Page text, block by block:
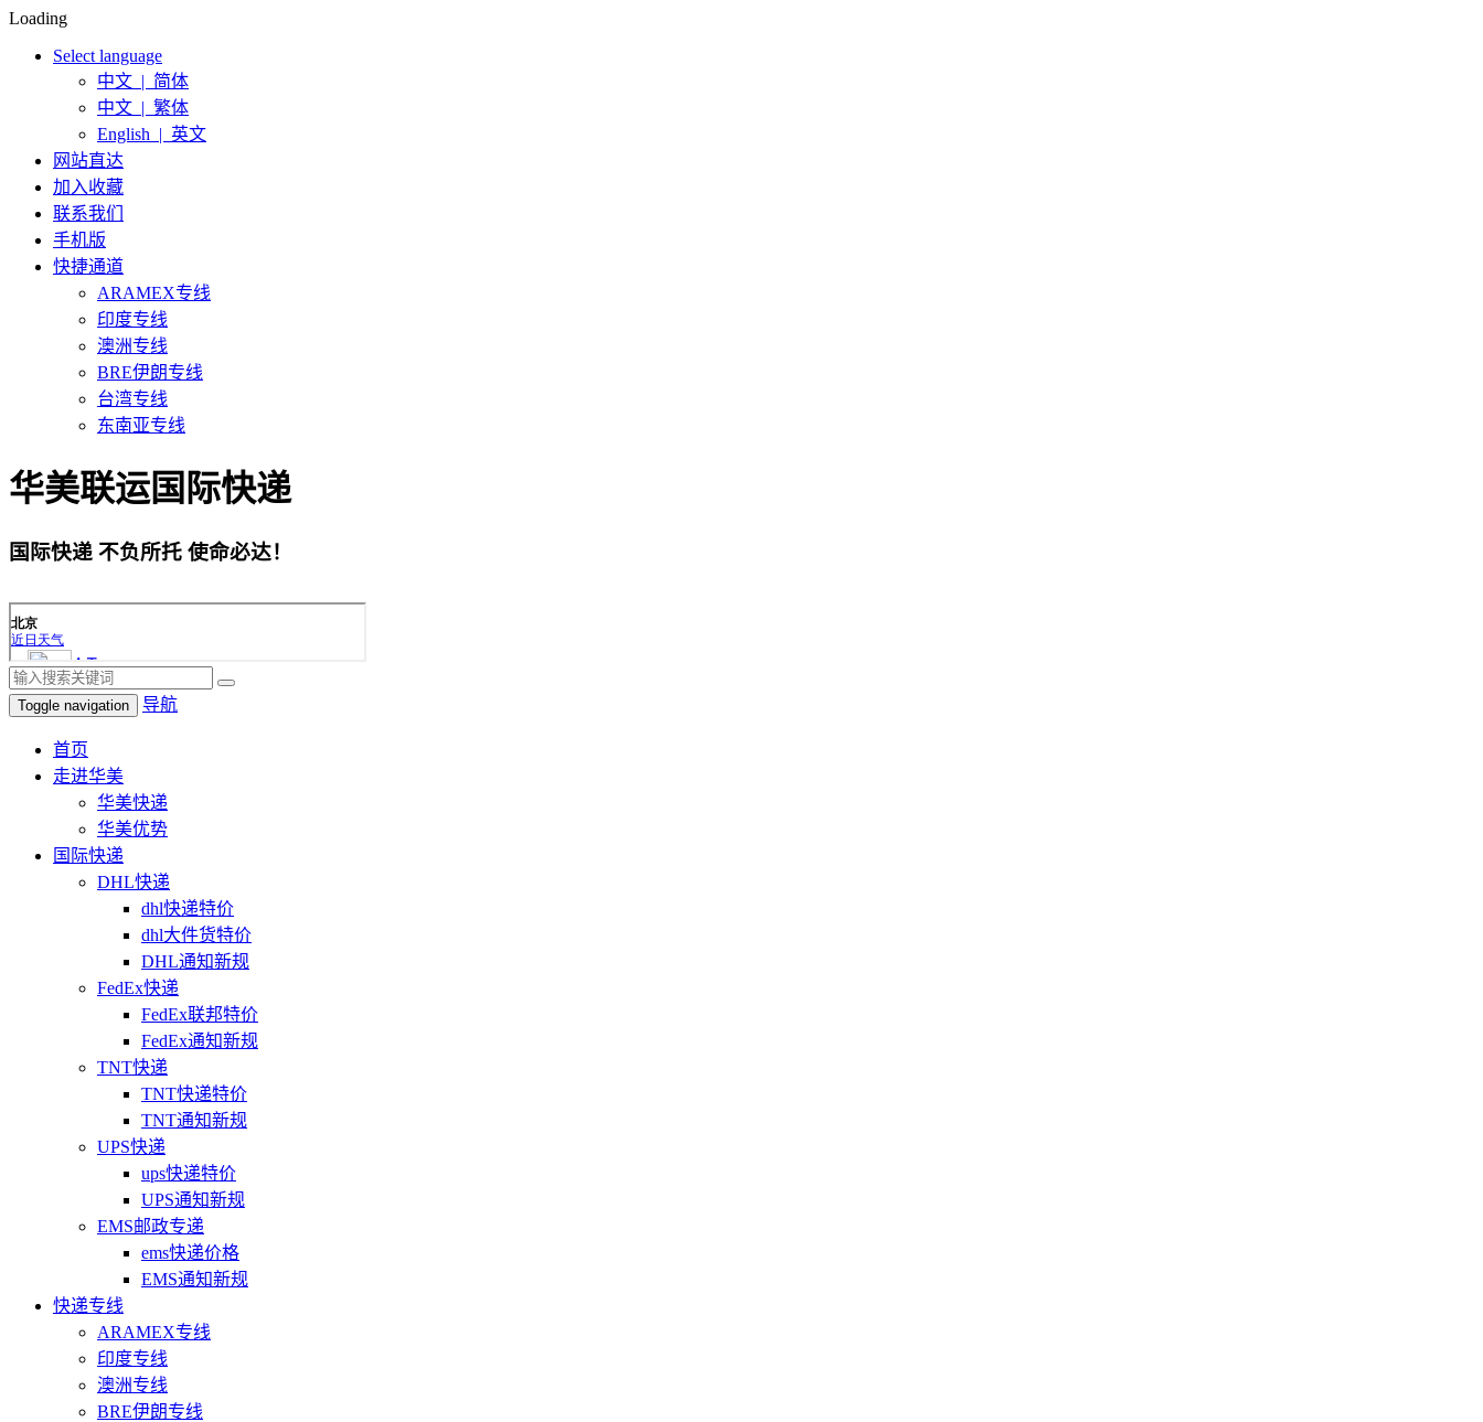
Loading
Select language
中文 | 简体
中文 | 繁体
English | 英文
网站直达
加入收藏
联系我们
手机版
快捷通道
ARAMEX专线
印度专线
澳洲专线
BRE伊朗专线
台湾专线
东南亚专线
华美联运国际快递
国际快递 不负所托 使命必达！
Toggle navigation 导航
首页
走进华美
华美快递
华美优势
国际快递
DHL快递
dhl快递特价
dhl大件货特价
DHL通知新规
FedEx快递
FedEx联邦特价
FedEx通知新规
TNT快递
TNT快递特价
TNT通知新规
UPS快递
ups快递特价
UPS通知新规
EMS邮政专递
ems快递价格
EMS通知新规
快递专线
ARAMEX专线
印度专线
澳洲专线
BRE伊朗专线